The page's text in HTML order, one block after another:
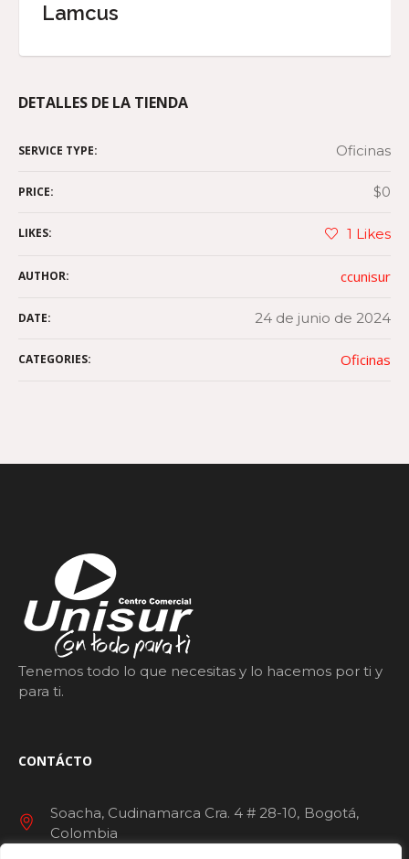
Lamcus
DETALLES DE LA TIENDA
SERVICE TYPE: Oficinas
PRICE: $0
LIKES: 1 Likes
AUTHOR: ccunisur
DATE: 24 de junio de 2024
CATEGORIES: Oficinas
Tenemos todo lo que necesitas y lo hacemos por ti y
para ti.
CONTÁCTO
Soacha, Cudinamarca Cra. 4 # 28-10 Bogotá
Colombia